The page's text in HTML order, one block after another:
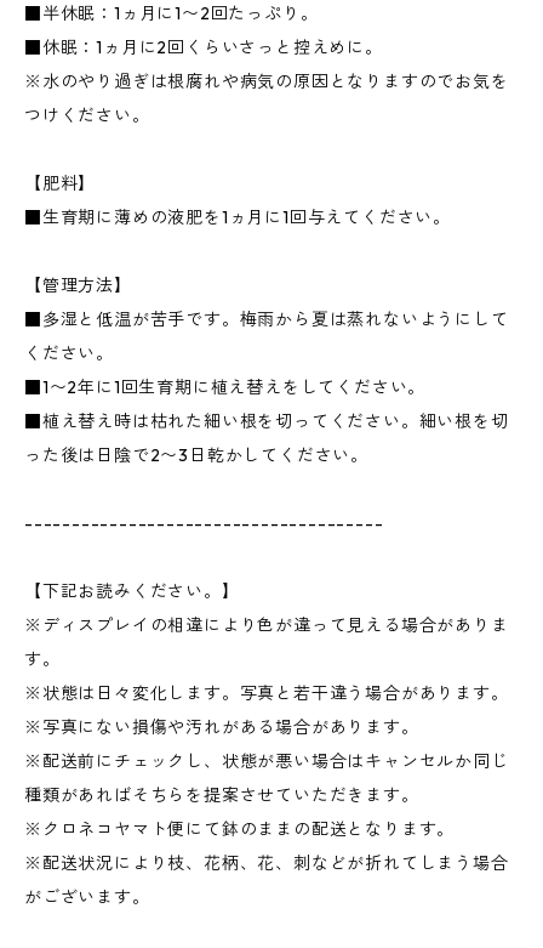
■半休眠：1ヵ月に1〜2回たっぷり。
■休眠：1ヵ月に2回くらいさっと控えめに。
※水のやり過ぎは根腐れや病気の原因となりますのでお気を
つけください。
【肥料】
■生育期に薄めの液肥を1ヵ月に1回与えてください。
【管理方法】
■多湿と低温が苦手です。梅雨から夏は蒸れないようにして
ください。
■1〜2年に1回生育期に植え替えをしてください。
■植え替え時は枯れた細い根を切ってください。細い根を切
った後は日陰で2〜3日乾かしてください。
--------------------------------------
【下記お読みください。】
※ディスプレイの相違により色が違って見える場合がありま
す。
※状態は日々変化します。写真と若干違う場合があります。
※写真にない損傷や汚れがある場合があります。
※配送前にチェックし、状態が悪い場合はキャンセルか同じ
種類があればそちらを提案させていただきます。
※クロネコヤマト便にて鉢のままの配送となります。
※配送状況により枝、花柄、花、刺などが折れてしまう場合
がございます。